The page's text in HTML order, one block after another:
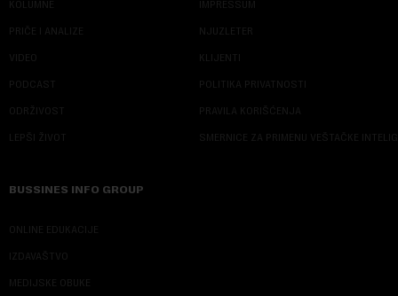
KOLUMNE
PRIČE I ANALIZE
VIDEO
PODCAST
ODRŽIVOST
LEPŠI ŽIVOT
IMPRESSUM
NJUZLETER
KLIJENTI
POLITIKA PRIVATNOSTI
PRAVILA KORIŠĆENJA
SMERNICE ZA PRIMENU VEŠTAČKE
BUSSINES INFO GROUP
ONLINE EDUKACIJE
IZDAVAŠTVO
MEDIJSKE OBUKE